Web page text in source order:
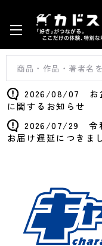
2026/08/07 お
に関するお知らせ
2026/07/29 令
お届け遅延につきま